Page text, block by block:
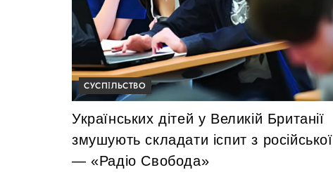
СУСПІЛЬСТВО
Українських дітей у Великій Британії
змушують складати іспит з російської
— «Радіо Свобода»